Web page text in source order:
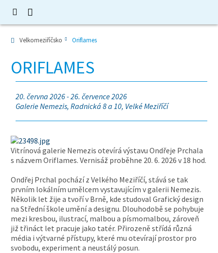
Velkomeziříčsko Oriflames
ORIFLAMES
20. června 2026 - 26. července 2026
Galerie Nemezis, Radnická 8 a 10, Velké Meziříčí
Vitrínová galerie Nemezis otevírá výstavu Ondřeje Prchala
s názvem Oriflames. Vernisáž proběhne 20. 6. 2026 v 18 hod.
Ondřej Prchal pochází z Velkého Meziříčí, stává se tak
prvním lokálním umělcem vystavujícím v galerii Nemezis.
Několik let žije a tvoří v Brně, kde studoval Grafický design
na Střední škole umění a designu. Dlouhodobě se pohybuje
mezi kresbou, ilustrací, malbou a písmomalbou, zároveň
již třináct let pracuje jako tatér. Přirozeně střídá různá
média i výtvarné přístupy, které mu otevírají prostor pro
svobodu, experiment a neustálý posun.